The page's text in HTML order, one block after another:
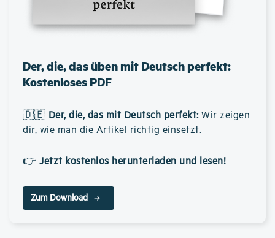
Der, die, das üben mit Deutsch perfekt:
Kostenloses PDF
🇩🇪 Der, die, das mit Deutsch perfekt: Wir zeigen
dir, wie man die Artikel richtig einsetzt.
👉 Jetzt kostenlos herunterladen und lesen!
Zum Download